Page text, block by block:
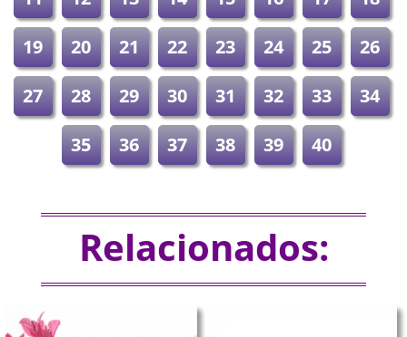
19
20 21 22 23 24 25
26
27
28 29 30 31 32 33
34
35
36 37 38 39 40
Relacionados: